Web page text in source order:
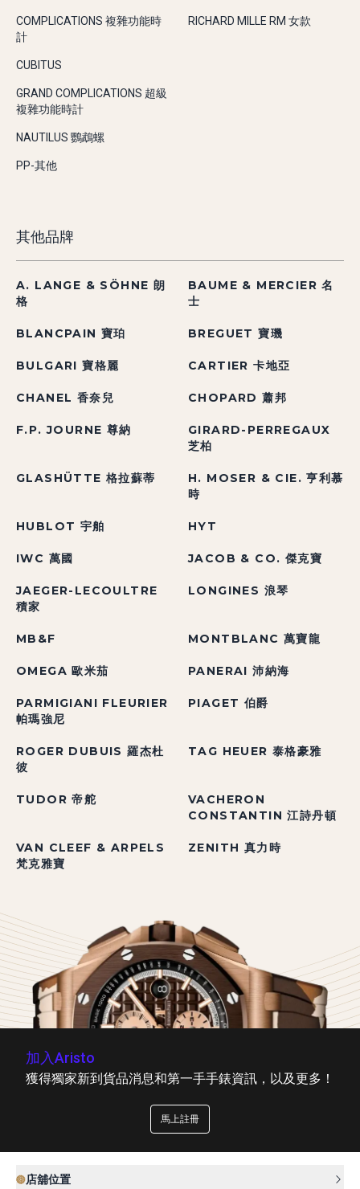
COMPLICATIONS 複雜功能時
計
CUBITUS
GRAND COMPLICATIONS 超級
複雜功能時計
NAUTILUS 鸚鵡螺
PP-其他
RICHARD MILLE RM 女款
其他品牌
A. LANGE & SÖHNE 朗
格
BAUME & MERCIER 名
士
BLANCPAIN 寶珀 BREGUET 寶璣
BULGARI 寶格麗 CARTIER 卡地亞
CHANEL 香奈兒 CHOPARD 蕭邦
F.P. JOURNE 尊納
GIRARD-PERREGAUX
芝柏
GLASHÜTTE 格拉蘇蒂
H. MOSER & CIE. 亨利慕
時
HUBLOT 宇舶 HYT
IWC 萬國 JACOB & CO. 傑克寶
JAEGER-LECOULTRE
積家
LONGINES 浪琴
MB&F MONTBLANC 萬寶龍
OMEGA 歐米茄 PANERAI 沛納海
PARMIGIANI FLEURIER
帕瑪強尼
PIAGET 伯爵
ROGER DUBUIS 羅杰杜
彼
TAG HEUER 泰格豪雅
TUDOR 帝舵
VACHERON
CONSTANTIN 江詩丹頓
VAN CLEEF & ARPELS
梵克雅寶
ZENITH 真力時
加入Aristo
獲得獨家新到貨品消息和第一手手錶資訊，以及更多！
馬上註冊
店舖位置